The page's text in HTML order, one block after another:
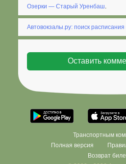
Озерки — Старый Уренбаш
Автовокзалы.ру: поиск
Транспортным
Полная версия
Возврат